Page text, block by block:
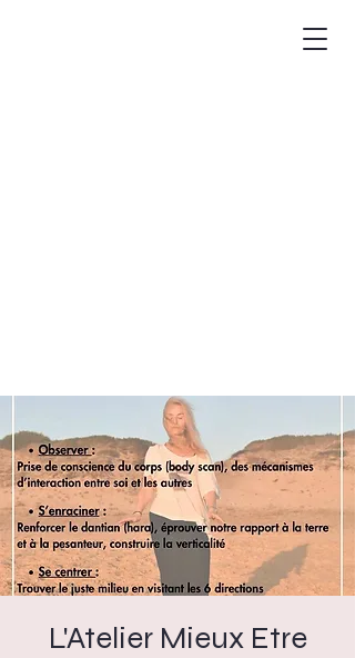
L'Atelier Mieux Etre